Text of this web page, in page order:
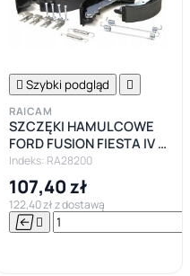


 Szybki podgląd 
RAICAM
SZCZĘKI HAMULCOWE
FORD FUSION FIESTA IV V
PUMA KA
Indeks: RA28200
107,40 zł
122,40 zł z dostawą
 